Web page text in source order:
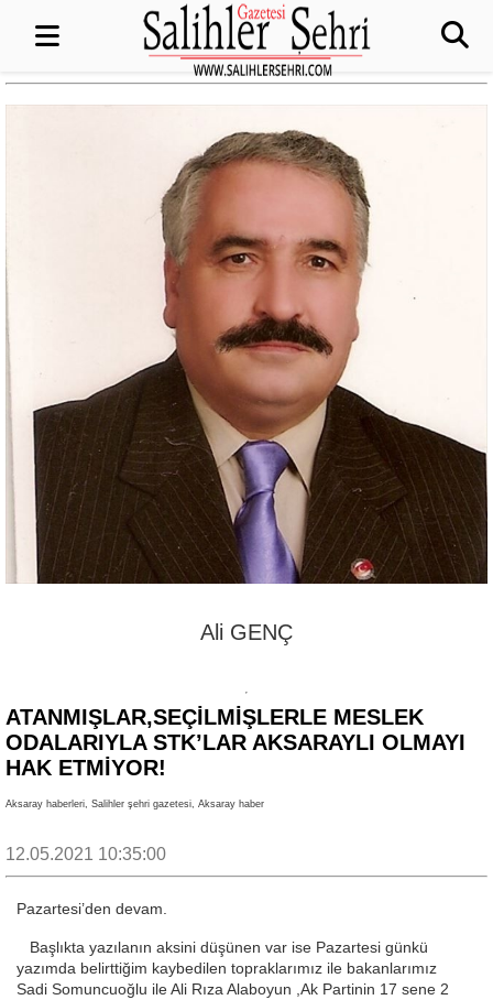
Ali GENÇ
ATANMIŞLAR,SEÇİLMİŞLERLE MESLEK
ODALARIYLA STK’LAR AKSARAYLI OLMAYI
HAK ETMİYOR!
Aksaray haberleri, Salihler şehri gazetesi, Aksaray haber
12.05.2021 10:35:00
Pazartesi’den devam.
Başlıkta yazılanın aksini düşünen var ise Pazartesi günkü
yazımda belirttiğim kaybedilen topraklarımız ile bakanlarımız
Sadi Somuncuoğlu ile Ali Rıza Alaboyun ,Ak Partinin 17 sene 2